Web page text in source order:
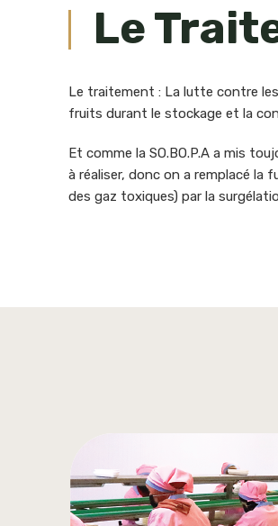
Le
Le traitement : La lutte contre
fruits durant le stockage et la
Et comme la SO.BO.P.A a mis
à réaliser, donc on a remplacé la
des gaz toxiques) par la